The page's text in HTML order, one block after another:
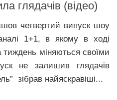
глядачів (відео)
четвертий випуск шоу
1+1, в якому в ході
тиждень міняються своїми
не залишив глядачів
зібрав найяскравіші...